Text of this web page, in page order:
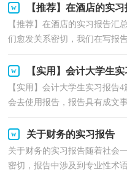
【推荐】在酒店的实
【推荐】在酒店的实习报告汇
们愈发关系密切，我们在写报
【实用】会计大学生
【实用】会计大学生实习报告
会去使用报告，报告具有成文
关于财务的实习报告
关于财务的实习报告随着社会
密切，报告中涉及到专业性术